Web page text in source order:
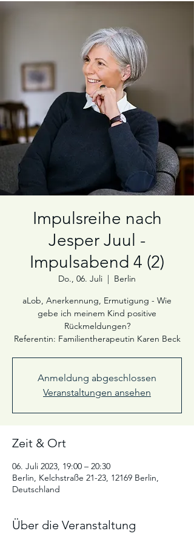
Impulsreihe nach
Jesper Juul -
Impulsabend 4 (2)
Do., 06. Juli
  |
Berlin
aLob, Anerkennung, Ermutigung - Wie
gebe ich meinem Kind positive
Rückmeldungen?
Referentin: Familientherapeutin Karen Beck
Anmeldung abgeschlossen
Veranstaltungen ansehen
Zeit & Ort
06. Juli 2023, 19:00 – 20:30
Berlin, Kelchstraße 21-23, 12169 Berlin,
Deutschland
Über die Veranstaltung